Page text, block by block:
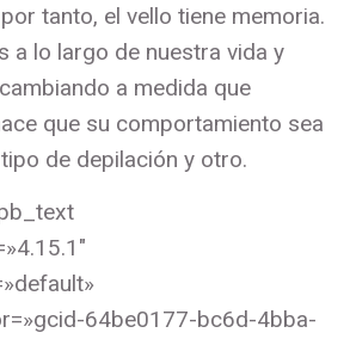
tanto, el vello tiene memoria.
a lo largo de nuestra vida y
a medida que
que su comportamiento sea
de depilación y otro.
64be0177-bc6d-4bba-